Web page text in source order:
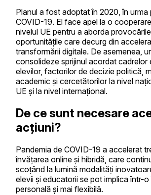
Planul a fost adoptat în 2020, în urma
COVID-19. El face apel la o
nivelul UE pentru a aborda
oportunitățile care decurg din
transformării digitale. De asemenea,
consolideze sprijinul acordat cadrelor
elevilor, factorilor de decizie politică,
academic și cercetătorilor la nivel
UE și la nivel internațional.
De ce sunt necesare
acțiuni?
Pandemia de COVID-19 a accelerat
învățarea online și hibridă, care
scoțând la lumină modalități
elevii și educatorii se pot implica într-
personală și mai flexibilă.